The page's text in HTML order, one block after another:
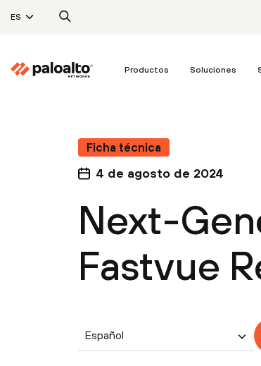
ES
Productos Soluciones
Ficha técnica
4 de agosto de 2024
Next-
Fastvue
Español